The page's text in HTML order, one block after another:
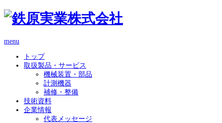
menu
トップ
取扱製品・サービス
機械装置・部品
計測機器
補修・整備
技術資料
企業情報
代表メッセージ